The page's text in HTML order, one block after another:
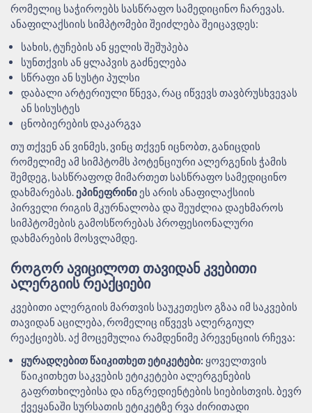
რომელიც საჭიროებს სასწრაფო სამედიცინო ჩარევას.
ანაფილაქსიის სიმპტომები შეიძლება შეიცავდეს:
სახის, ტუჩების ან ყელის შეშუპება
სუნთქვის ან ყლაპვის გაძნელება
სწრაფი ან სუსტი პულსი
დაბალი არტერიული წნევა, რაც იწვევს თავბრუსხვევას
ან სისუსტეს
ცნობიერების დაკარგვა
თუ თქვენ ან ვინმეს, ვინც თქვენ იცნობთ, განიცდის
რომელიმე ამ სიმპტომს პოტენციური ალერგენის ჭამის
შემდეგ, სასწრაფოდ მიმართეთ სასწრაფო სამედიცინო
დახმარებას. ეპინეფრინი ეს არის ანაფილაქსიის
პირველი რიგის მკურნალობა და შეუძლია დაეხმაროს
სიმპტომების გამოსწორებას პროფესიონალური
დახმარების მოსვლამდე.
ᲠᲝᲒᲝᲠ ᲐᲕᲘᲪᲘᲚᲝᲗ ᲗᲐᲕᲘᲓᲐᲜ ᲙᲕᲔᲑᲘᲗᲘ
ᲐᲚᲔᲠᲒᲘᲘᲡ ᲠᲔᲐᲥᲪᲘᲔᲑᲘ
კვებითი ალერგიის მართვის საუკეთესო გზაა იმ საკვების
თავიდან აცილება, რომელიც იწვევს ალერგიულ
რეაქციებს. აქ მოცემულია რამდენიმე პრევენციის რჩევა:
ყურადღებით წაიკითხეთ ეტიკეტები: ყოველთვის
წაიკითხეთ საკვების ეტიკეტები ალერგენების
გაფრთხილებისა და ინგრედიენტების სიებისთვის. ბევრ
ქვეყანაში სურსათის ეტიკეტზე რვა ძირითადი